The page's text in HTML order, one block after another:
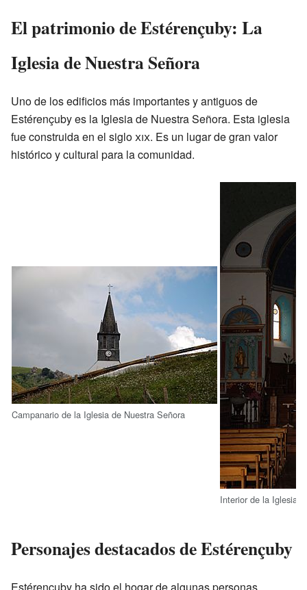
El patrimonio de Estérençuby: La
Iglesia de Nuestra Señora
Uno de los edificios más importantes y antiguos de
Estérençuby es la Iglesia de Nuestra Señora. Esta iglesia
fue construida en el sigloxix. Es un lugar de gran valor
histórico y cultural para la comunidad.
Campanario de la Iglesia de Nuestra Señora
Interior de la Iglesia
Personajes destacados de Estérençuby